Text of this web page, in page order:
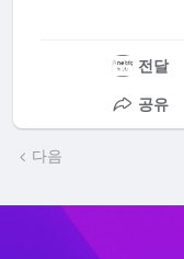
전달
공유
다음